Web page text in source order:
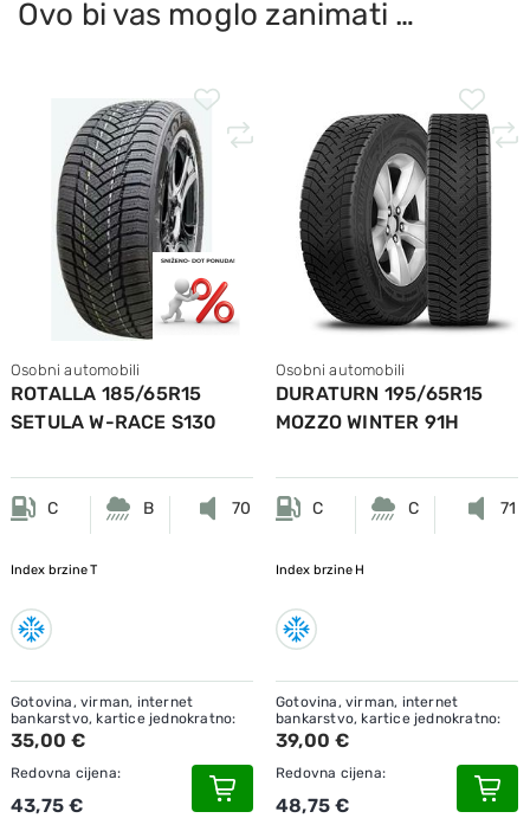
Ovo bi vas moglo zanimati …
Osobni automobili
ROTALLA 185/65R15
SETULA W-RACE S130
C B 70
Index brzineT
Gotovina, virman, internet
bankarstvo, kartice jednokratno:
35,00 €
Redovna cijena:
43,75 €
Osobni automobili
DURATURN 195/65R15
MOZZO WINTER 91H
C C 71
Index brzine H
Gotovina, virman, internet
bankarstvo, kartice jednokratno:
39,00 €
Redovna cijena:
48,75 €